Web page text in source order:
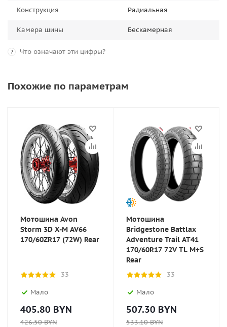
Конструкция Радиальная
Камера шины Бескамерная
? Что означают эти цифры?
Похожие по параметрам
Мотошина Avon
Storm 3D X-M AV66
170/60ZR17 (72W) Rear
33
Мало
405.80 BYN
426.50BYN
Мотошина
Bridgestone Battlax
Adventure Trail AT41
170/60R17 72V TL M+S
Rear
33
Мало
507.30 BYN
533.10BYN